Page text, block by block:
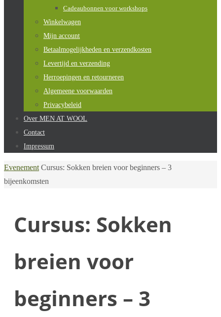
Cadeaubonnen voor workshops
Winkelwagen
Mijn account
Betaalmogelijkheden en verzendkosten
Levertijd en verzending
Herroepingen en retourneren
Algemeene voorwaarden
Privacybeleid
Over MEN AT WOOL
Contact
Impressum
Home
Evenement Cursus: Sokken breien voor beginners – 3
bijeenkomsten
Cursus: Sokken
breien voor
beginners – 3